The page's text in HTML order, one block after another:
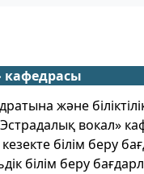
кафедрасы
және
вокал»
білім беру
білім беру